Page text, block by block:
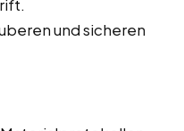
und sicheren